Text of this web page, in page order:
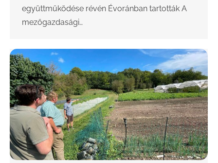
együttműködése révén Évoránban tartották A
mezőgazdasági…